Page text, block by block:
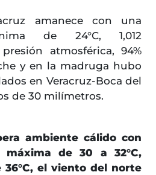
amanece con una
de 24°C, 1,012
atmosférica, 94%
y en la madruga hubo
en Veracruz-Boca del
de 30 milímetros.
ambiente cálido con
máxima de 30 a 32°C,
el viento del norte